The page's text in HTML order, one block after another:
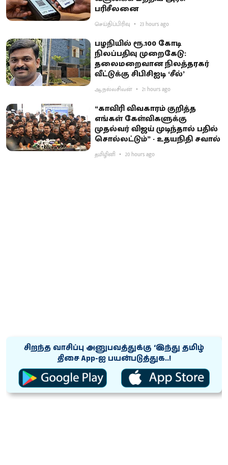
பரிசீலனை
செய்திப்பிரிவு 23 hours ago
பழநியில் ரூ.100 கோடி
நிலப்பதிவு முறைகேடு:
தலைமறைவான நிலத்தரகர்
வீட்டுக்கு சிபிசிஐடி ‘சீல்’
ஆ.நல்லசிவன் 21 hours ago
“காவிரி விவகாரம் குறித்த
எங்கள் கேள்விகளுக்கு
முதல்வர் விஜய் முடிந்தால் பதில்
சொல்லட்டும்” - உதயநிதி சவால்
தமிழினி 20 hours ago
சிறந்த வாசிப்பு அனுபவத்துக்கு ‘இந்து தமிழ்
திசை App-ஐ பயன்படுத்துக..!